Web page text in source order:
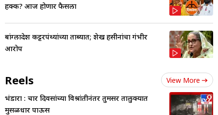
हक्क? आज होणार फैसला
बांग्लादेश कट्टरपंथ्यांच्या ताब्यात; शेख हसीनांचा गंभीर
आरोप
Reels View More
भंडारा : चार दिवसांच्या विश्रांतीनंतर तुमसर तालुक्यात
मुसळधार पाऊस